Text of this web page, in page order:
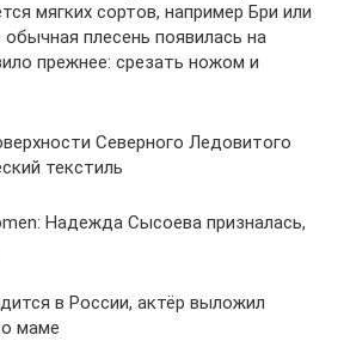
мягких сортов, например Бри или
плесень появилась на
прежнее: срезать ножом и
Северного Ледовитого
текстиль
Надежда Сысоева призналась,
в России, актёр выложил
маме